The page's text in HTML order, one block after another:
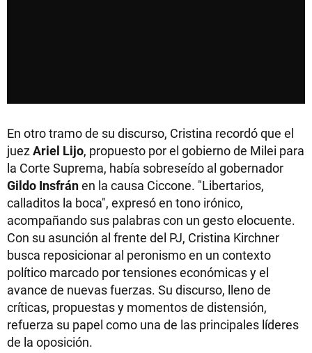
En otro tramo de su discurso, Cristina recordó que el
juezAriel Lijo, propuesto por el gobierno de Milei para
la Corte Suprema, había sobreseído al gobernador
Gildo Insfránen la causa Ciccone. "Libertarios,
calladitos la boca", expresó en tono irónico,
acompañando sus palabras con un gesto elocuente.
Con su asunción al frente del PJ, Cristina Kirchner
busca reposicionar al peronismo en un contexto
político marcado por tensiones económicas y el
avance de nuevas fuerzas. Su discurso, lleno de
críticas, propuestas y momentos de distensión,
refuerza su papel como una de las principales líderes
de la oposición.